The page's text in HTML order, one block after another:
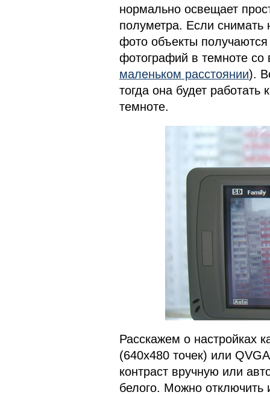
нормально освещает
полуметра. Если снимать
фото объекты
фотографий в темноте
маленьком расстоянии).
тогда она будет
темноте.
Расскажем о настройках
(640х480 точек) или
контраст вручную или
белого. Можно отключить